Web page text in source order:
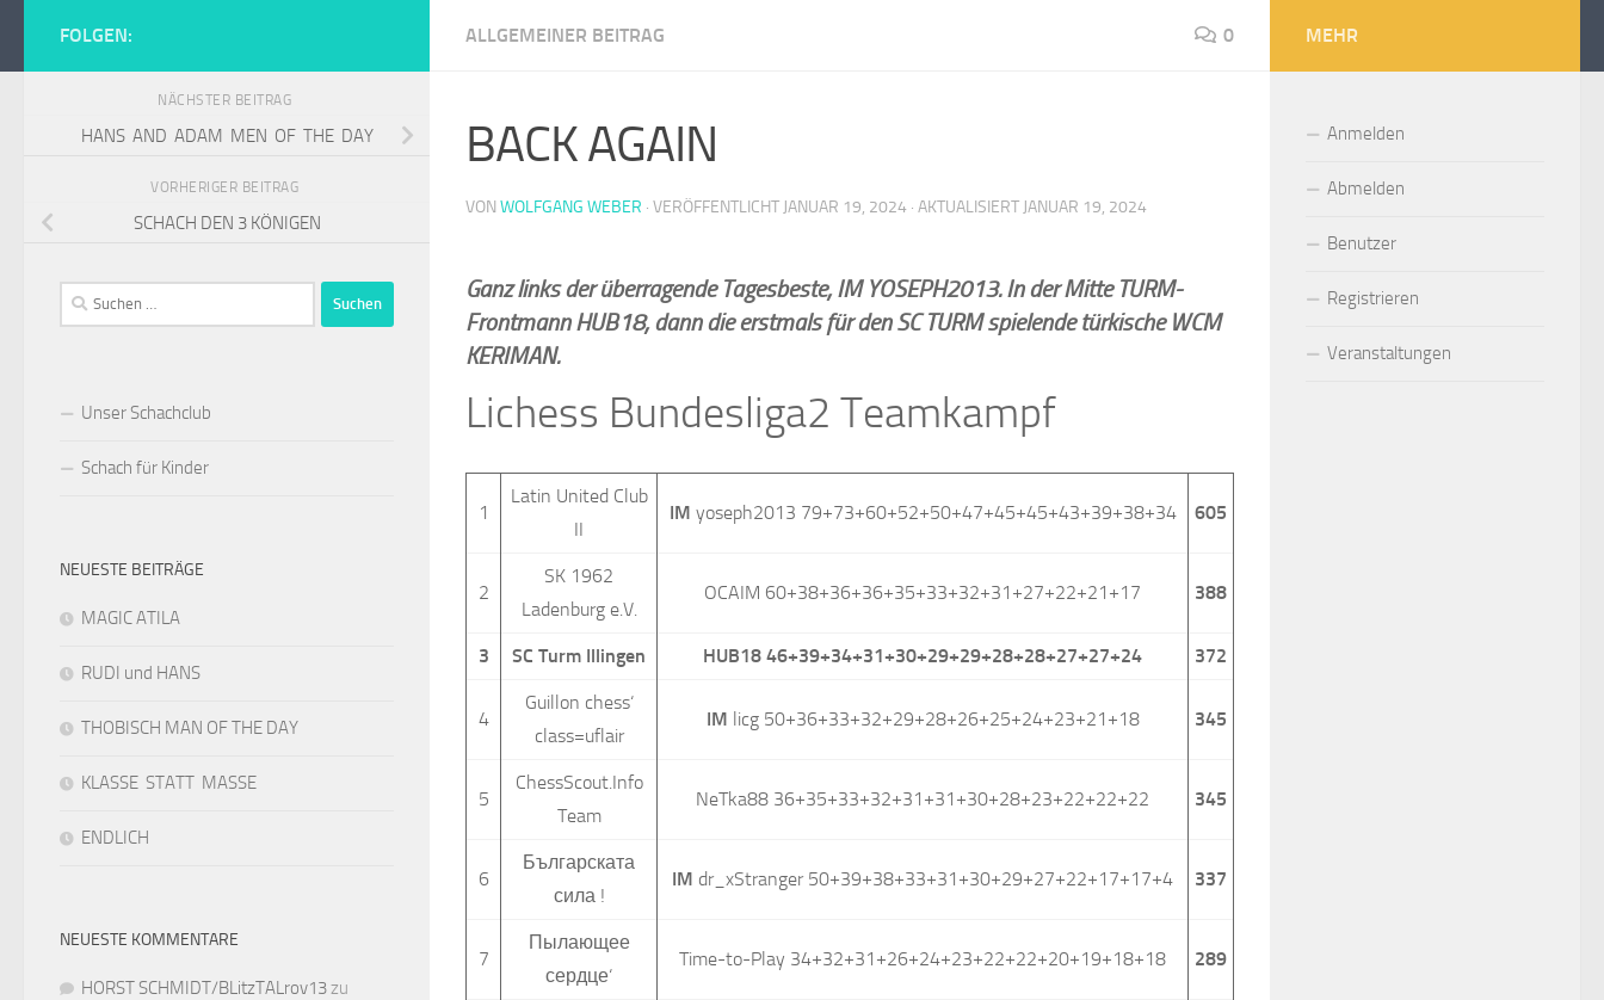
Zum Inhalt springen
Schachclub Turm Illingen
ALLGEMEINER BEITRAG 0
BACK AGAIN
VON WOLFGANG WEBER · VERÖFFENTLICHT JANUAR 19, 2024 · AKTUALISIERT JANUAR 19, 2024
Ganz links der überragende Tagesbeste, IM YOSEPH2013. In der Mitte TURM-
Frontmann HUB18, dann die erstmals für den SC TURM spielende türkische WCM
KERIMAN.
Lichess Bundesliga2 Teamkampf
1
Latin United Club
II
IM yoseph2013 79+73+60+52+50+47+45+45+43+39+38+34 605
2
SK 1962
Ladenburg e.V.
OCAIM 60+38+36+36+35+33+32+31+27+22+21+17 388
3 SC Turm Illingen HUB18 46+39+34+31+30+29+29+28+28+27+27+24 372
4
Guillon chess‘
class=uflair
IM licg 50+36+33+32+29+28+26+25+24+23+21+18 345
5
ChessScout.Info
Team
NeTka88 36+35+33+32+31+31+30+28+23+22+22+22 345
6
Българската
сила !
IM dr_xStranger 50+39+38+33+31+30+29+27+22+17+17+4 337
7
Пылающее
сердце‘
Time-to-Play 34+32+31+26+24+23+22+22+20+19+18+18 289
FOLGEN:
NÄCHSTER BEITRAG
HANS AND ADAM MEN OF THE DAY
VORHERIGER BEITRAG
SCHACH DEN 3 KÖNIGEN
Suchen
nach:
Unser Schachclub
Schach für Kinder
NEUESTE BEITRÄGE
MAGIC ATILA
RUDI und HANS
THOBISCH MAN OF THE DAY
KLASSE STATT MASSE
ENDLICH
NEUESTE KOMMENTARE
HORST SCHMIDT/BLitzTALrov13zu
MEHR
Anmelden
Abmelden
Benutzer
Registrieren
Veranstaltungen